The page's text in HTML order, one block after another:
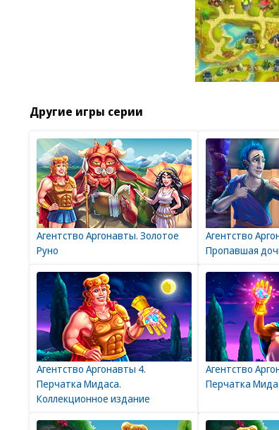
Другие игры серии
Агентство Аргонавты. Золотое
Руно
Агентство
Пропавшая
Агентство Аргонавты 4.
Перчатка Мидаса.
Коллекционное издание
Агентство
Перчатка